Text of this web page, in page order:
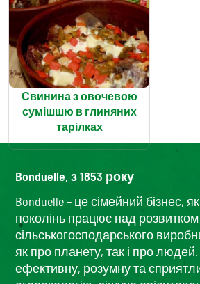
Свинина з овочевою
сумішшю в глиняних
тарілках
Bonduelle, з 1853 року
Bonduelle – це сімейний бізнес,
поколінь працює над розвитком
сільськогосподарського
як про планету, так і про
ефективну, розумну та